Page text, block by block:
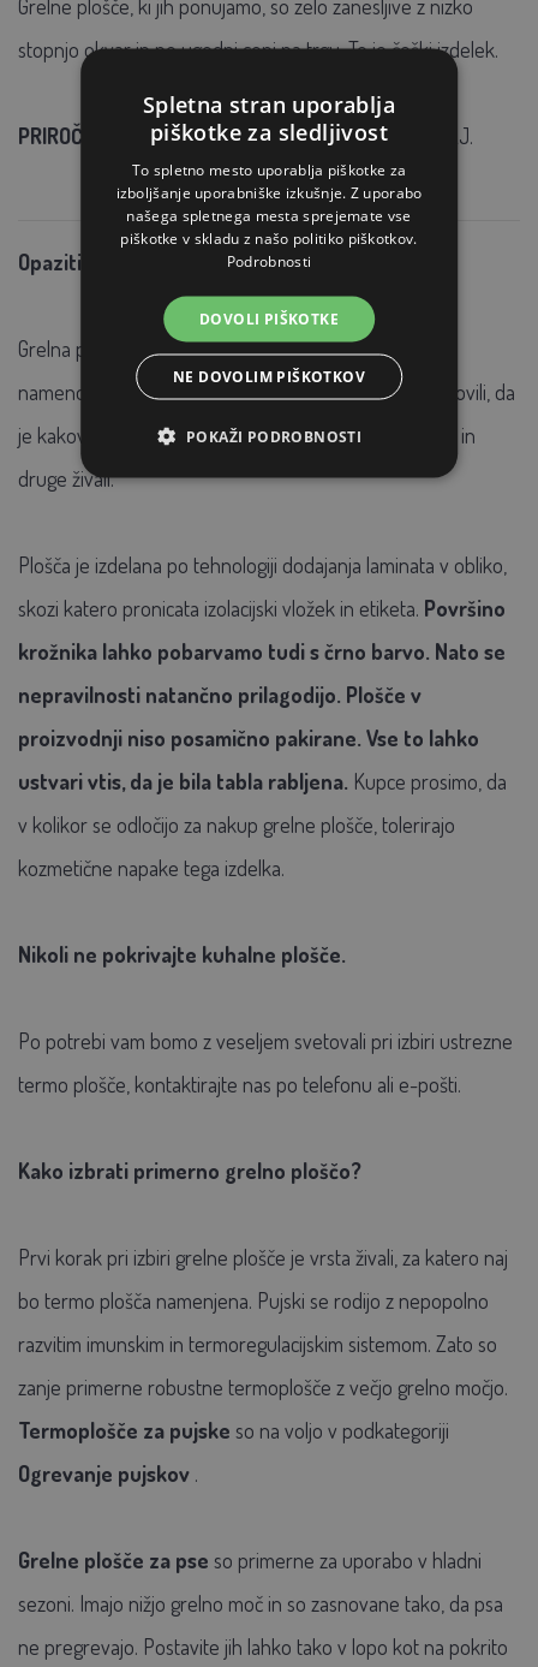
Grelne plošče, ki jih ponujamo, so zelo zanesljive z nizko
stopnjo okvar in po ugodni ceni na trgu. To je češki izdelek.
PRIROČNIK za grelne plošče si lahko prenesete TUKAJ.
Opaziti:
Grelna plošča je prvotno namenjena prasitvi svinj z
namenom ogrevanja pujskov. Vzreditelji psov so ugotovili, da
je kakovosten vir toplote tudi za pse, mačke, terariste in
druge živali.
Plošča je izdelana po tehnologiji dodajanja laminata v obliko,
skozi katero pronicata izolacijski vložek in etiketa. Površino
krožnika lahko pobarvamo tudi s črno barvo. Nato se
nepravilnosti natančno prilagodijo. Plošče v
proizvodnji niso posamično pakirane. Vse to lahko
ustvari vtis, da je bila tabla rabljena. Kupce prosimo, da
v kolikor se odločijo za nakup grelne plošče, tolerirajo
kozmetične napake tega izdelka.
Nikoli ne pokrivajte kuhalne plošče.
Po potrebi vam bomo z veseljem svetovali pri izbiri ustrezne
termo plošče, kontaktirajte nas po telefonu ali e-pošti.
Kako izbrati primerno grelno ploščo?
Prvi korak pri izbiri grelne plošče je vrsta živali, za katero naj
bo termo plošča namenjena. Pujski se rodijo z nepopolno
razvitim imunskim in termoregulacijskim sistemom. Zato so
zanje primerne robustne termoplošče z večjo grelno močjo.
Termoplošče za pujske so na voljo v podkategoriji
Ogrevanje pujskov .
Grelne plošče za pse so primerne za uporabo v hladni
sezoni. Imajo nižjo grelno moč in so zasnovane tako, da psa
ne pregrevajo. Postavite jih lahko tako v lopo kot na pokrito
Spletna stran uporablja
piškotke za sledljivost
To spletno mesto uporablja piškotke za
izboljšanje uporabniške izkušnje. Z uporabo
našega spletnega mesta sprejemate vse
piškotke v skladu z našo politiko piškotkov.
Podrobnosti
DOVOLI PIŠKOTKE
NE DOVOLIM PIŠKOTKOV
POKAŽI PODROBNOSTI